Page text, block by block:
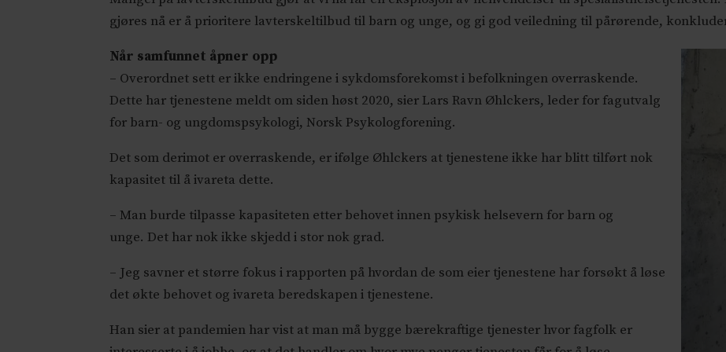
gjøres nå er å prioritere lavterskeltilbud til barn og unge, og gi god veiledning til pårørende,
Når samfunnet åpner opp
– Overordnet sett er ikke endringene i sykdomsforekomst i befolkningen overraskende.
Dette har tjenestene meldt om siden høst 2020, sier Lars Ravn Øhlckers, leder for fagutvalg
for barn- og ungdomspsykologi, Norsk Psykologforening.
Det som derimot er overraskende, er ifølge Øhlckers at tjenestene ikke har blitt tilført nok
kapasitet til å ivareta dette.
– Man burde tilpasse kapasiteten etter behovet innen psykisk helsevern for barn og
unge. Det har nok ikke skjedd i stor nok grad.
– Jeg savner et større fokus i rapporten på hvordan de som eier tjenestene har forsøkt å løse
det økte behovet og ivareta beredskapen i tjenestene.
Han sier at pandemien har vist at man må bygge bærekraftige tjenester hvor fagfolk er